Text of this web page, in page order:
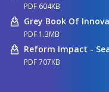
PDF 604KB
Grey Book Of
PDF 1.3MB
Reform Impact -
PDF 707KB